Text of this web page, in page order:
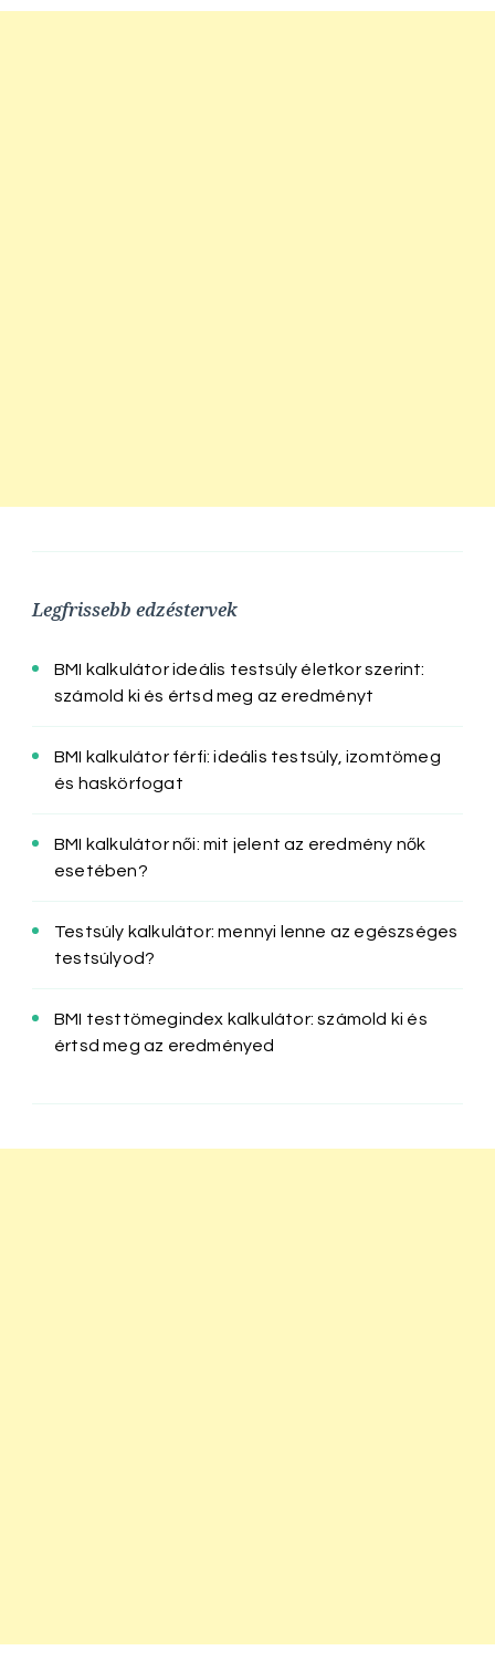
Legfrissebb edzéstervek
BMI kalkulátor ideális testsúly életkor szerint:
számold ki és értsd meg az eredményt
BMI kalkulátor férfi: ideális testsúly, izomtömeg
és haskörfogat
BMI kalkulátor női: mit jelent az eredmény nők
esetében?
Testsúly kalkulátor: mennyi lenne az egészséges
testsúlyod?
BMI testtömegindex kalkulátor: számold ki és
értsd meg az eredményed